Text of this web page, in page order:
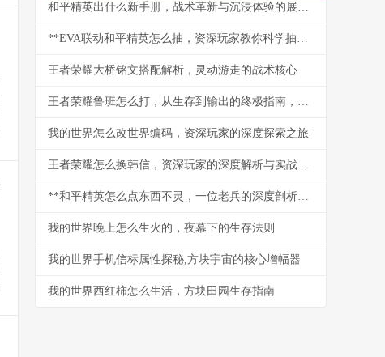
和平精英出什么新手册，战术革新与沉浸体验的展望副标题
**EVA联动和平精英怎么抽，资深玩家教你科学抽取联动皮肤**
王者荣耀大桥铭文搭配解析，灵动游走的战术核心
王者荣耀鲁班怎么打，从生存到输出的终极指南，副标题，小短腿的峡谷生存法则
我的世界怎么改世界编码，资深玩家的深度探索之旅
王者荣耀怎么换韩信，资深玩家的深度解析与实战指南，副标题，掌握核心技巧轻松兑换这位传奇刺客
**和平精英怎么点东西不灵，一位老兵的深度剖析与解决之道，副标题指尖的战场为何失灵**
我的世界晚上怎么生火的，夜幕下的生存法则
我的世界手机信标属性探秘,方块宇宙的核心增幅器
我的世界西红柿怎么生活，方块田园生存指南